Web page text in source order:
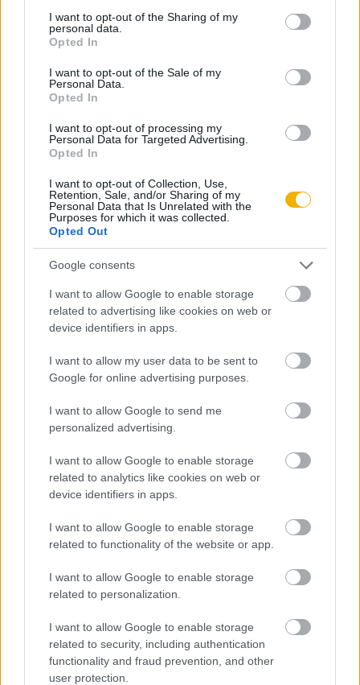
not limited to your visit or usage behaviour. You may click to
grant or deny consent to Google and its third-party tags to
use your data for below specified purposes in below Google
consent section.
I want to opt-out of the Sharing of my
personal data.
Opted In
I want to opt-out of the Sale of my
Personal Data.
Opted In
I want to opt-out of processing my
Personal Data for Targeted Advertising.
Opted In
I want to opt-out of Collection, Use,
Retention, Sale, and/or Sharing of my
Personal Data that Is Unrelated with the
Purposes for which it was collected.
Opted Out
Google consents
I want to allow Google to enable storage
related to advertising like cookies on web or
device identifiers in apps.
I want to allow my user data to be sent to
Google for online advertising purposes.
I want to allow Google to send me
personalized advertising.
I want to allow Google to enable storage
related to analytics like cookies on web or
device identifiers in apps.
I want to allow Google to enable storage
related to functionality of the website or app.
I want to allow Google to enable storage
related to personalization.
I want to allow Google to enable storage
related to security, including authentication
functionality and fraud prevention, and other
user protection.
Rubicon Online rovatok cikkei
Hirdetésmentes olvasó felület
Kedvenc cikkek elmentése, könyvjelzők
ki!
KIPRÓBÁLOM 200 FT-ÉRT
Már előfizetőnk?
Online-on, kattintson ide:BELÉPÉS.Ha még nem
rendelkezik felhasználói fiókkal, kattintson ide:
REGISZTRÁCIÓ.
Szerző
Varga Kálmán
Ismerje meg
A szerző cikkei
Lapszám